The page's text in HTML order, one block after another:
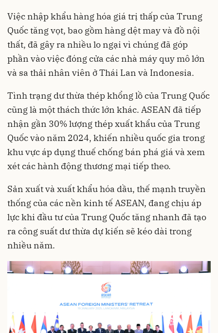
Việc nhập khẩu hàng hóa giá trị thấp của Trung
Quốc tăng vọt, bao gồm hàng dệt may và đồ nội
thất, đã gây ra nhiều lo ngại vì chúng đã góp
phần vào việc đóng cửa các nhà máy quy mô lớn
và sa thải nhân viên ở Thái Lan và Indonesia.
Tình trạng dư thừa thép khổng lồ của Trung Quốc
cũng là một thách thức lớn khác. ASEAN đã tiếp
nhận gần 30% lượng thép xuất khẩu của Trung
Quốc vào năm 2024, khiến nhiều quốc gia trong
khu vực áp dụng thuế chống bán phá giá và xem
xét các hành động thương mại tiếp theo.
Sản xuất và xuất khẩu hóa dầu, thế mạnh truyền
thống của các nền kinh tế ASEAN, đang chịu áp
lực khi đầu tư của Trung Quốc tăng nhanh đã tạo
ra công suất dư thừa dự kiến ​​sẽ kéo dài trong
nhiều năm.